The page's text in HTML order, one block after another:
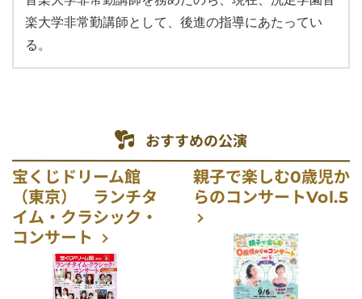
楽大学非常勤講師として、後進の指導にあたってい
る。
おすすめの公演
宝くじドリーム館
（東京） ランチタ
イム・クラシック・
コンサート
親子で楽しむ0歳児か
らのコンサートVol.5